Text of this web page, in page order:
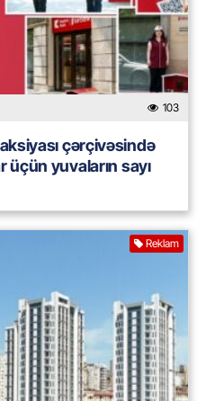
103
çərçivəsində
yuvaların sayı
Reklam